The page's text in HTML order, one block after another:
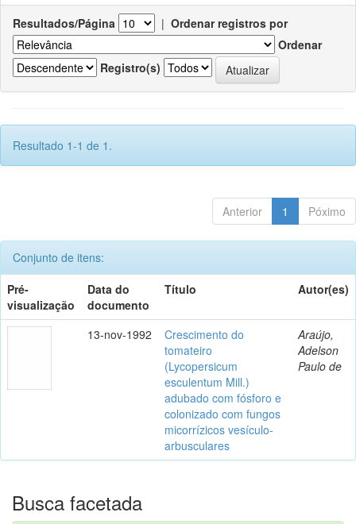
Resultados/Página | Ordenar registros por
Ordenar
Registro(s)
Resultado 1-1 de 1.
Anterior 1 Póximo
Conjunto de itens:
Pré-
visualização
Data do
documento
Título Autor(es)
13-nov-1992
Crescimento do
tomateiro
(Lycopersicum
esculentum Mill.)
adubado com fósforo e
colonizado com fungos
micorrízicos vesículo-
arbusculares
Araújo,
Adelson
Paulo de
Busca facetada